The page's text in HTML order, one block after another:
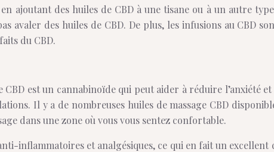
ajoutant des huiles de CBD à une tisane ou à un autre
des huiles de CBD. De plus, les infusions au CBD
du CBD.
est un cannabinoïde qui peut aider à réduire l’anxiété
Il y a de nombreuses huiles de massage CBD
dans une zone où vous vous sentez confortable.
inflammatoires et analgésiques, ce qui en fait un